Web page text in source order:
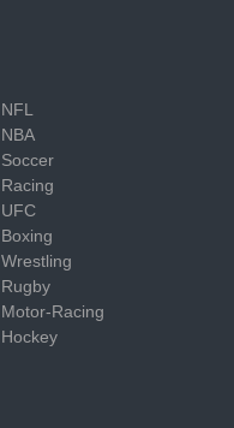
NFL
NBA
Soccer
Racing
UFC
Boxing
Wrestling
Rugby
Motor-Racing
Hockey